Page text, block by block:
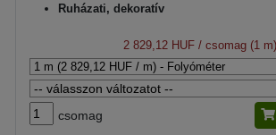
Ruházati, dekoratív
2 829,12 HUF / csomag (1 m)
csomag